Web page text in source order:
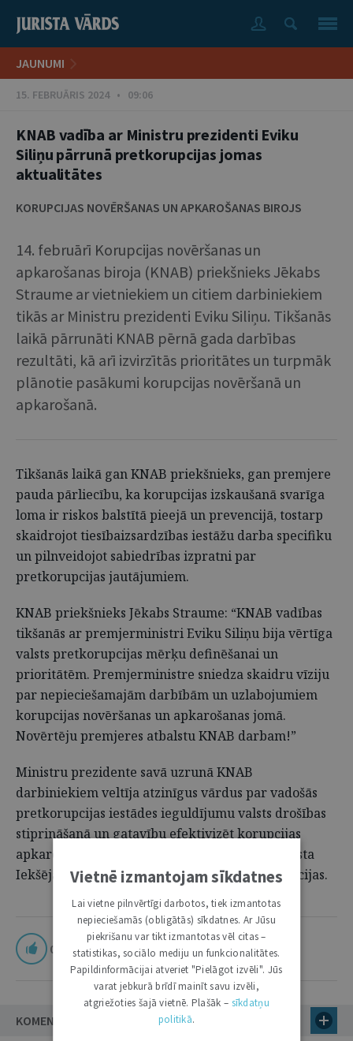
JAUNUMI
15. FEBRUĀRIS 2024 • 09:06
KNAB vadība ar Ministru prezidenti Eviku
Siliņu pārrunā pretkorupcijas jomas
aktualitātes
KORUPCIJAS NOVĒRŠANAS UN APKAROŠANAS BIROJS
14. februārī Korupcijas novēršanas un
apkarošanas biroja (KNAB) priekšnieks Jēkabs
Straume ar vietniekiem un citiem darbiniekiem
tikās ar Ministru prezidenti Eviku Siliņu. Tikšanās
laikā pārrunāti KNAB pērnā gada darbības
rezultāti, kā arī izvirzītās prioritātes un turpmāk
plānotie pasākumi korupcijas novēršanā un
apkarošanā.
Tikšanās laikā gan KNAB priekšnieks, gan premjere
pauda pārliecību, ka korupcijas izskaušanā svarīga
loma ir riskos balstītā pieejā un prevencijā, tostarp
skaidrojot tiesībaizsardzības iestāžu darba specifiku
un pilnveidojot sabiedrības izpratni par
pretkorupcijas jautājumiem.
KNAB priekšnieks Jēkabs Straume: “KNAB vadības
tikšanās ar premjerministri Eviku Siliņu bija vērtīga
valsts pretkorupcijas mērķu definēšanai un
prioritātēm. Premjerministre sniedza skaidru vīziju
par nepieciešamajām darbībām un uzlabojumiem
korupcijas novēršanas un apkarošanas jomā.
Novērtēju premjeres atbalstu KNAB darbam!”
Ministru prezidente savā uzrunā KNAB
darbiniekiem veltīja atzinīgus vārdus par vadošās
pretkorupcijas iestādes ieguldījumu valsts drošības
stiprināšanā un gatavību efektivizēt korupcijas
apkarošanu, pārņemot Valsts ieņēmumu dienesta
Iekšējās drošības pārvaldes izmeklēšanas funkcijas.
0
KOMENTĀRI
Vietnē izmantojam sīkdatnes
Lai vietne pilnvērtīgi darbotos, tiek izmantotas
nepieciešamās (obligātās) sīkdatnes. Ar Jūsu
piekrišanu var tikt izmantotas vēl citas –
statistikas, sociālo mediju un funkcionalitātes.
Papildinformācijai atveriet "Pielāgot izvēli". Jūs
varat jebkurā brīdī mainīt savu izvēli,
atgriežoties šajā vietnē. Plašāk – sīkdatņu
politikā.